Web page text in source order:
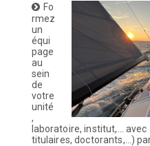
Fo
rmez
un
équi
page
au
sein
de
votre
unité
,
laboratoire, institut,… avec
titulaires, doctorants,…)